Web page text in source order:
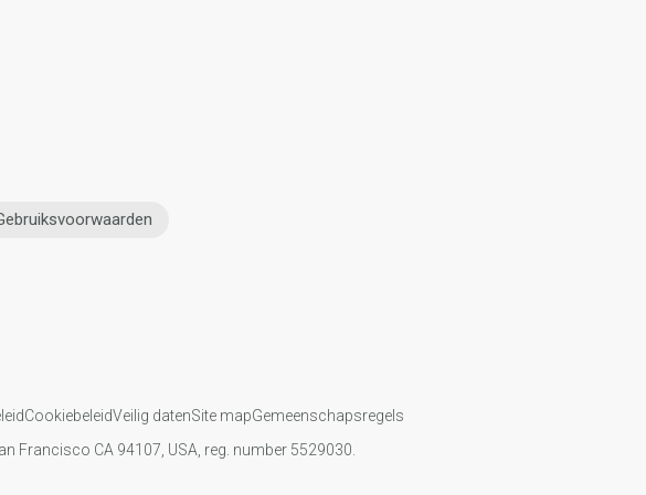
CookiebeleidVeilig datenSite mapGemeenschapsregels
Francisco CA 94107, USA, reg. number 5529030.